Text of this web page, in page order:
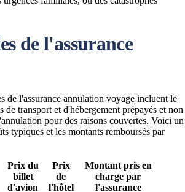
de l'assurance
de l'assurance annulation voyage incluent le
de transport et d'hébergement prépayés et non
pour des raisons couvertes. Voici un
typiques et les montants remboursés par
Prix du
billet
d'avion
Prix
de
l'hôtel
Montant pris en
charge par
l'assurance